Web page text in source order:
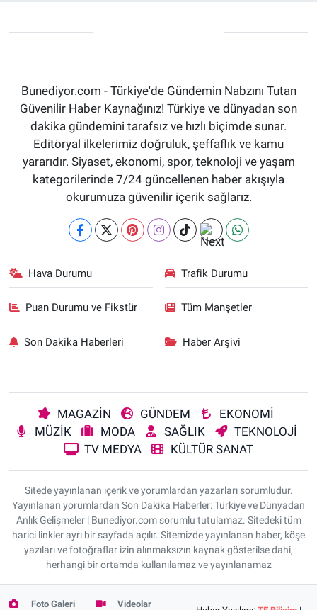
Bunediyor.com - Türkiye'de Gündemin Nabzını Tutan
Güvenilir Haber Kaynağınız! Türkiye ve dünyadan son
dakika gündemini tarafsız ve hızlı biçimde sunar.
Editöryal ilkelerimiz doğruluk, şeffaflık ve kamu
yararıdır. Siyaset, ekonomi, spor, teknoloji ve yaşam
kategorilerinde 7/24 güncellenen haber akışıyla
okurumuza güvenilir içerik sağlarız.
Hava Durumu Trafik Durumu
Puan Durumu ve Fikstür Tüm Manşetler
Son Dakika Haberleri Haber Arşivi
MAGAZİN GÜNDEM
EKONOMİ
MÜZİK
MODA SAĞLIK
TEKNOLOJİ
TV MEDYA
KÜLTÜR SANAT
Sitede yayınlanan içerik ve yorumlardan yazarları sorumludur.
Yayınlanan yorumlardan Son Dakika Haberler: Türkiye ve Dünyadan
Anlık Gelişmeler | Bunediyor.com sorumlu tutulamaz. Sitedeki tüm
harici linkler ayrı bir sayfada açılır. Sitemizde yayınlanan haber, köşe
yazıları ve fotoğraflar izin alınmaksızın kaynak gösterilse dahi,
herhangi bir ortamda kullanılamaz ve yayınlanamaz
Foto Galeri Videolar